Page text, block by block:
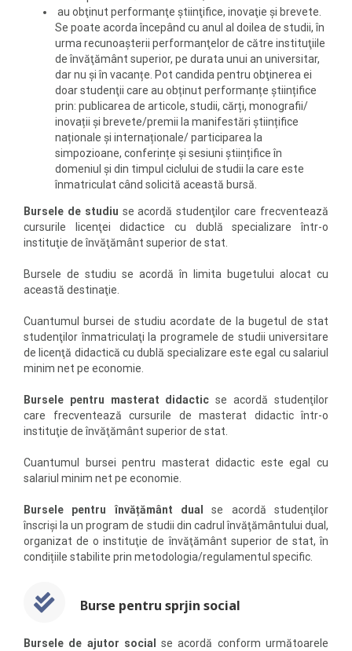
au obţinut performanţe ştiinţifice, inovaţie şi brevete.
Se poate acorda începând cu anul al doilea de studii, în
urma recunoaşterii performanţelor de către instituţiile
de învăţământ superior, pe durata unui an universitar,
dar nu și în vacanțe. Pot candida pentru obţinerea ei
doar studenţii care au obținut performanțe științifice
prin: publicarea de articole, studii, cărți, monografii/
inovații și brevete/premii la manifestări științifice
naționale și internaționale/ participarea la
simpozioane, conferințe și sesiuni științifice în
domeniul și din timpul ciclului de studii la care este
înmatriculat când solicită această bursă.
Bursele de studiu se acordă studenţilor care frecventează
cursurile licenţei didactice cu dublă specializare într-o
instituţie de învăţământ superior de stat.
Bursele de studiu se acordă în limita bugetului alocat cu
această destinaţie.
Cuantumul bursei de studiu acordate de la bugetul de stat
studenţilor înmatriculaţi la programele de studii universitare
de licenţă didactică cu dublă specializare este egal cu salariul
minim net pe economie.
Bursele pentru masterat didacticse acordă studenţilor
care frecventează cursurile de masterat didactic într-o
instituţie de învăţământ superior de stat.
Cuantumul bursei pentru masterat didactic este egal cu
salariul minim net pe economie.
Bursele pentru învățământ dualse acordă studenţilor
înscrişi la un program de studii din cadrul învăţământului dual,
organizat de o instituţie de învăţământ superior de stat, în
condițiile stabilite prin metodologia/regulamentul specific.
Burse pentru sprjin social
Bursele de ajutor social
se acordă conform următoarele